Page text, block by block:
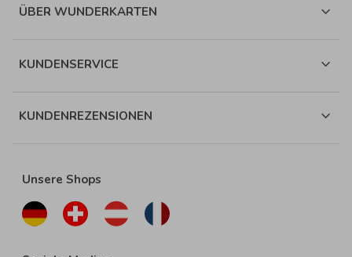
ÜBER WUNDERKARTEN
KUNDENSERVICE
KUNDENREZENSIONEN
Unsere Shops